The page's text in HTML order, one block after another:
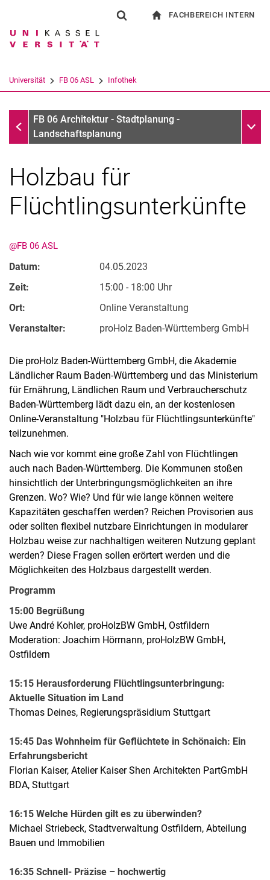
Springe direkt zu: Inhalt
Springe direkt zu: Suche
Springe direkt zu:
Suchbegriff
Suchen (öffnet externen Link in einem
FACHBEREICH INTERN
Universität FB 06 ASL Infothek
InfothekFB 06 Architektur - Stadtplanung -
Landschaftsplanung
Kontakte
Semesterinformationen
Publikationen
Presse- und Öffentlichkeitsarbeit
Webredaktion
Webseite R:ein
Holzbau für
Flüchtlingsunterkünfte
@FB 06 ASL
Datum:
04.05.2023
Zeit:
15:00 - 18:00 Uhr
Ort:
Online Veranstaltung
Veranstalter:
proHolz Baden-Württemberg GmbH
Die proHolz Baden-Württemberg GmbH, die Akademie
Ländlicher Raum Baden-Württemberg und das Ministerium
für Ernährung, Ländlichen Raum und Verbraucherschutz
Baden-Württemberg lädt dazu ein, an der kostenlosen
Online-Veranstaltung "Holzbau für Flüchtlingsunterkünfte"
teilzunehmen.
Nach wie vor kommt eine große Zahl von Flüchtlingen
auch nach Baden-Württemberg. Die Kommunen stoßen
hinsichtlich der Unterbringungsmöglichkeiten an ihre
Grenzen. Wo? Wie? Und für wie lange können weitere
Kapazitäten geschaffen werden? Reichen Provisorien aus
oder sollten flexibel nutzbare Einrichtungen in modularer
Holzbau­ weise zur nachhaltigen weiteren Nutzung geplant
werden? Diese Fragen sollen erörtert werden und die
Möglichkeiten des Holzbaus dargestellt werden.
Programm
15:00 Begrüßung
Uwe André Kohler, proHolzBW GmbH, Ostfildern
Moderation: Joachim Hörrnann, proHolzBW GmbH,
Ostfildern
15:15 Herausforderung Flüchtlingsunterbringung:
Aktuelle Situation im Land
Thomas Deines, Regierungspräsidium Stuttgart
15:45 Das Wohnheim für Geflüchtete in Schönaich: Ein
Erfahrungsbericht
Florian Kaiser, Atelier Kaiser Shen Architekten PartGmbH
BDA, Stuttgart
16:15 Welche Hürden gilt es zu überwinden?
Michael Striebeck, Stadtverwaltung Ostfildern, Abteilung
Bauen und Immobilien
16:35 Schnell- Präzise – hochwertig